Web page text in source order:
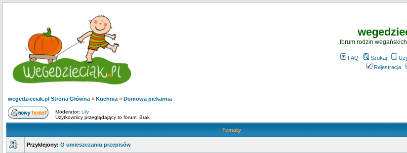
forum rodzin
FAQ Szukaj
Rejestracja
wegedzieciak.pl Strona Główna » Kuchnia » Domowa piekarnia
Moderator: Lily
Użytkownicy przeglądający to forum: Brak
Tematy
Przyklejony: O umieszczaniu przepisów